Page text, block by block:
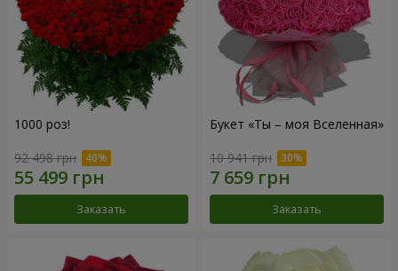
1000 роз!
92 498 грн
Заказать
Букет «Ты – моя Вселенная»
10 941 грн
Заказать